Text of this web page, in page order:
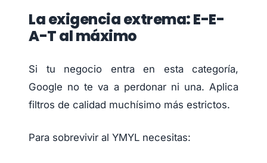
La exigencia extrema: E-E-
A-T al máximo
Si tu negocio entra en esta categoría,
Google no te va a perdonar ni una. Aplica
filtros de calidad muchísimo más estrictos.
Para sobrevivir al YMYL necesitas: